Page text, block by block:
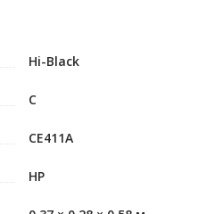
Hi-Black
C
CE411A
HP